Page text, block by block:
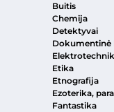
Buitis
Chemija
Detektyvai
Dokumentinė
Etika
Etnografija
Ezoterika,
Fantastika